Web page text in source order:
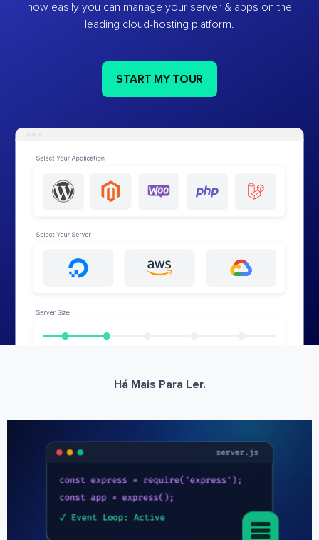
how easily you can manage your server & apps on the
leading cloud-hosting platform.
START MY TOUR
Há Mais Para Ler.